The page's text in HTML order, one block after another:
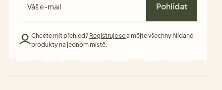
Pohlídat
Chcete mít přehled? Registruje sea mějte všechny hlídané
produkty na jednom místě.